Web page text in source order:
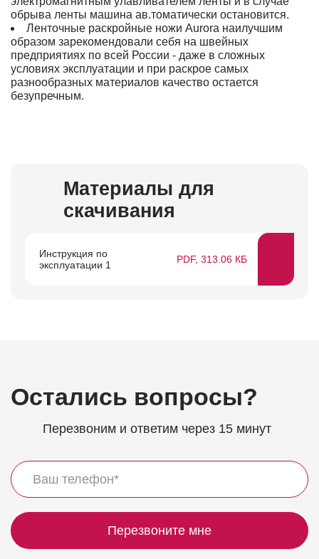
обрыва ленты машина ав.томатически остановится.
Ленточные раскройные ножи Aurora наилучшим
образом зарекомендовали себя на швейных
предприятиях по всей России - даже в сложных
условиях эксплуатации и при раскрое самых
разнообразных материалов качество остается
безупречным.
Материалы для
скачивания
Инструкция по
эксплуатации 1
PDF, 313.06 КБ
Остались вопросы?
Перезвоним и ответим через 15 минут
Перезвоните мне